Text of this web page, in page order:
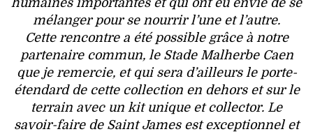
mélanger pour se nourrir l’une et l’autre.
Cette rencontre a été possible grâce à notre
partenaire commun, le Stade Malherbe Caen
que je remercie, et qui sera d’ailleurs le porte-
étendard de cette collection en dehors et sur le
terrain avec un kit unique et collector. Le
savoir-faire de Saint James est exceptionnel et